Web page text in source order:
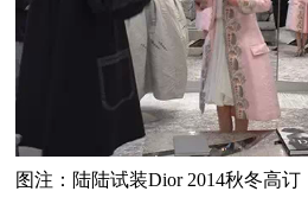
图注：陆陆试装Dior 2014秋冬高订